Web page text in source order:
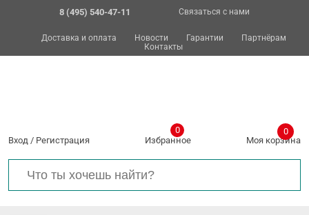
8 (495) 540-47-11 Связаться с нами
Доставка и оплата Новости Гарантии
Партнёрам
Контакты
Вход / Регистрация Избранное
0
Моя корзина
0